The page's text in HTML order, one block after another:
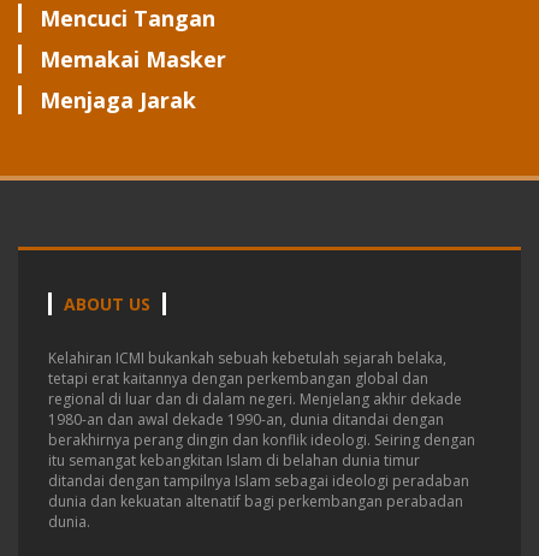
Mencuci Tangan
Memakai Masker
Menjaga Jarak
ABOUT US
Kelahiran ICMI bukankah sebuah kebetulah sejarah belaka,
tetapi erat kaitannya dengan perkembangan global dan
regional di luar dan di dalam negeri. Menjelang akhir dekade
1980-an dan awal dekade 1990-an, dunia ditandai dengan
berakhirnya perang dingin dan konflik ideologi. Seiring dengan
itu semangat kebangkitan Islam di belahan dunia timur
ditandai dengan tampilnya Islam sebagai ideologi peradaban
dunia dan kekuatan altenatif bagi perkembangan perabadan
dunia.